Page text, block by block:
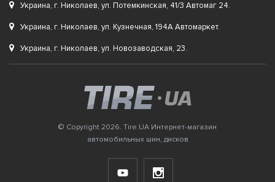
Украина, г. Николаев, ул. Потемкинская, 41/3 Автомаг 24.
Украина, г. Николаев, ул. Кузнечная, 194А Автомаркет.
Украина, г. Николаев, ул. Новозаводская, 23.
© Copyright 2026. Tire.UA Интернет-магазин
автомобильных шин, дисков